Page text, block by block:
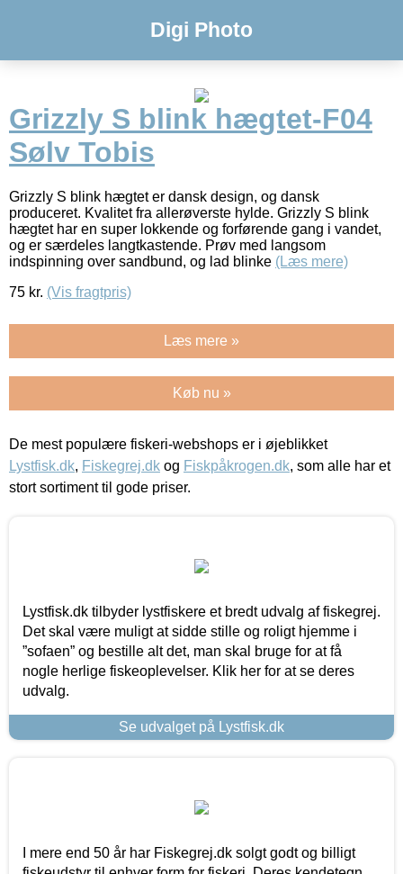
Digi Photo
Grizzly S blink hægtet-F04
Sølv Tobis
Grizzly S blink hægtet er dansk design, og dansk
produceret. Kvalitet fra allerøverste hylde. Grizzly S blink
hægtet har en super lokkende og forførende gang i vandet,
og er særdeles langtkastende. Prøv med langsom
indspinning over sandbund, og lad blinke (Læs mere)
75 kr. (Vis fragtpris)
Læs mere »
Køb nu »
De mest populære fiskeri-webshops er i øjeblikket
Lystfisk.dk, Fiskegrej.dk og Fiskpåkrogen.dk, som alle har et
stort sortiment til gode priser.
Lystfisk.dk tilbyder lystfiskere et bredt udvalg af fiskegrej.
Det skal være muligt at sidde stille og roligt hjemme i
”sofaen” og bestille alt det, man skal bruge for at få
nogle herlige fiskeoplevelser. Klik her for at se deres
udvalg.
Se udvalget på Lystfisk.dk
I mere end 50 år har Fiskegrej.dk solgt godt og billigt